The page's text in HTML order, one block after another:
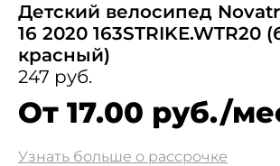
Детский велосипед
16 2020 163STRIKE.WTR20
красный)
247 руб.
От 17.00 руб./
Узнать больше о рассрочке